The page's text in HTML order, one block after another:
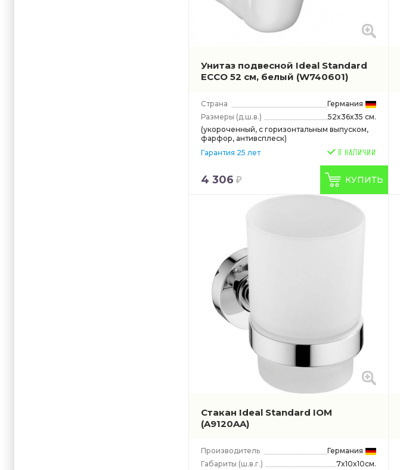
Унитаз подвесной Ideal Standard
ECCO 52 см, белый (W740601)
Страна
Германия
Размеры (д.ш.в.)
52x36x35 см.
(укороченный, с горизонтальным выпуском,
фарфор, антивсплеск)
Гарантия 25 лет
4 306 КУПИТЬ
Стакан Ideal Standard IOM
(A9120AA)
Производитель
Германия
Габариты (ш.в.г.)
7x10x10см.